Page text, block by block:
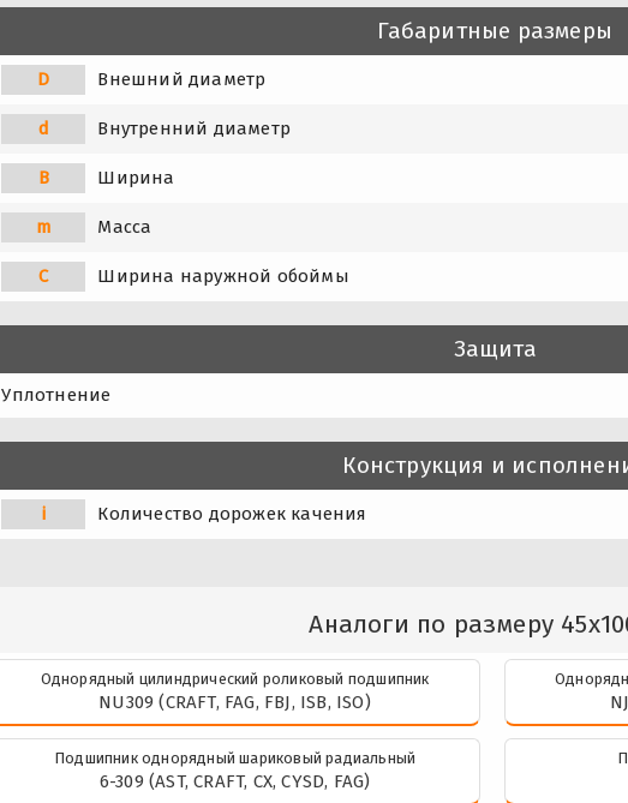
Габаритные размеры
D Внешний диаметр
d Внутренний диаметр
B Ширина
m Масса
C Ширина наружной обоймы
Защита
Уплотнение
Конструкция и
i Количество дорожек качения
Аналоги по размеру
Однорядный цилиндрический роликовый подшипник
NU309 (CRAFT, FAG, FBJ, ISB, ISO)
Подшипник однорядный шариковый радиальный
6-309 (AST, CRAFT, CX, CYSD, FAG)